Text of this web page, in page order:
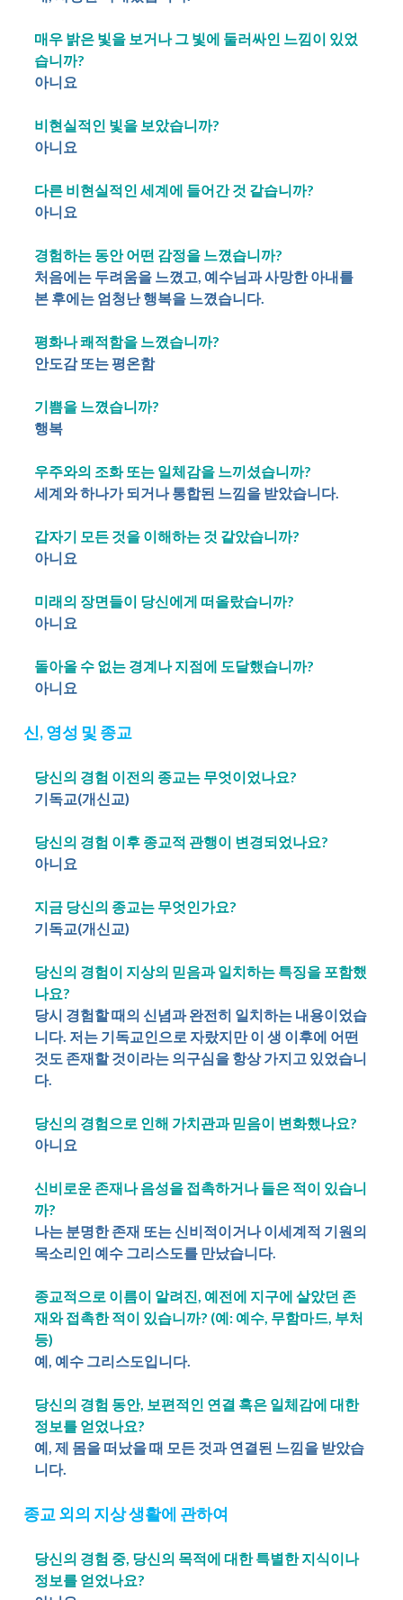
매우 밝은 빛을 보거나 그 빛에 둘러싸인 느낌이 있었
습니까?
아니요
비현실적인 빛을 보았습니까?
아니요
다른 비현실적인 세계에 들어간 것 같습니까?
아니요
경험하는 동안 어떤 감정을 느꼈습니까?
처음에는 두려움을 느꼈고, 예수님과 사망한 아내를
본 후에는 엄청난 행복을 느꼈습니다.
평화나 쾌적함을 느꼈습니까?
안도감 또는 평온함
기쁨을 느꼈습니까?
행복
우주와의 조화 또는 일체감을 느끼셨습니까?
세계와 하나가 되거나 통합된 느낌을 받았습니다.
갑자기 모든 것을 이해하는 것 같았습니까?
아니요
미래의 장면들이 당신에게 떠올랐습니까?
아니요
돌아올 수 없는 경계나 지점에 도달했습니까?
아니요
신, 영성 및 종교
당신의 경험 이전의 종교는 무엇이었나요?
기독교(개신교)
당신의 경험 이후 종교적 관행이 변경되었나요?
아니요
지금 당신의 종교는 무엇인가요?
기독교(개신교)
당신의 경험이 지상의 믿음과 일치하는 특징을 포함했
나요?
당시 경험할 때의 신념과 완전히 일치하는 내용이었습
니다. 저는 기독교인으로 자랐지만 이 생 이후에 어떤
것도 존재할 것이라는 의구심을 항상 가지고 있었습니
다.
당신의 경험으로 인해 가치관과 믿음이 변화했나요?
아니요
신비로운 존재나 음성을 접촉하거나 들은 적이 있습니
까?
나는 분명한 존재 또는 신비적이거나 이세계적 기원의
목소리인 예수 그리스도를 만났습니다.
종교적으로 이름이 알려진, 예전에 지구에 살았던 존
재와 접촉한 적이 있습니까? (예: 예수, 무함마드, 부처
등)
예, 예수 그리스도입니다.
당신의 경험 동안, 보편적인 연결 혹은 일체감에 대한
정보를 얻었나요?
예, 제 몸을 떠났을 때 모든 것과 연결된 느낌을 받았습
니다.
종교 외의 지상 생활에 관하여
당신의 경험 중, 당신의 목적에 대한 특별한 지식이나
정보를 얻었나요?